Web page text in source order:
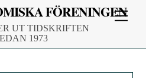
FÖRENINGEN
UT TIDSKRIFTEN
1973